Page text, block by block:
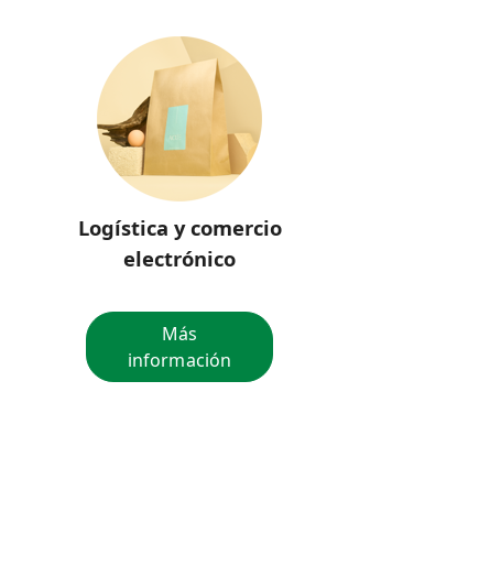
Logística y comercio
electrónico
Más
información